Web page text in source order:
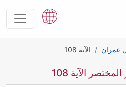
عمران الآية 108
الآية 108